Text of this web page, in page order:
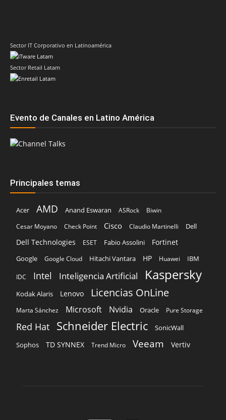
Sector IT Corporativo en Latinoamérica
Sector Retail Latam
Evento de Canales en Latino América
Principales temas
Acer AMD Anand Eswaran ASRock
Biwin
Cesar Moyano
Check Point Cisco Claudio Martinelli Dell
Dell Technologies ESET Fabio Assolini Fortinet
Google Google Cloud Hitachi Vantara HP Huawei IBM
IDC Intel Inteligencia Artificial Kaspersky
Kodak Alaris Lenovo Licencias OnLine
Marta Sánchez Microsoft Nvidia Oracle Pure Storage
Red Hat Schneider Electric SonicWall
Sophos TD SYNNEX Trend Micro Veeam Vertiv